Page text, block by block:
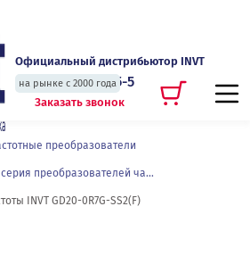
Официальный дистрибьютор INVT
на рынке с 2000 года
+7 (495) 135-135-5
Заказать звонок
преобразователи
Общепромышленная серия преобразователей частоты с векторным управлением для двигателей до 2,2 кВт GD20
INVT GD20-0R7G-SS2(F)